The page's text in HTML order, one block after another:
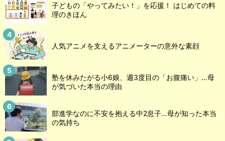
子どもの「やってみたい！」を応援！ はじめての料
理のきほん
人気アニメを支えるアニメーターの意外な素顔
塾を休みたがる小6娘、週3度目の「お腹痛い」…母
が気づいた本当の理由
部進学なのに不安を抱える中2息子…母が知った本当
の気持ち